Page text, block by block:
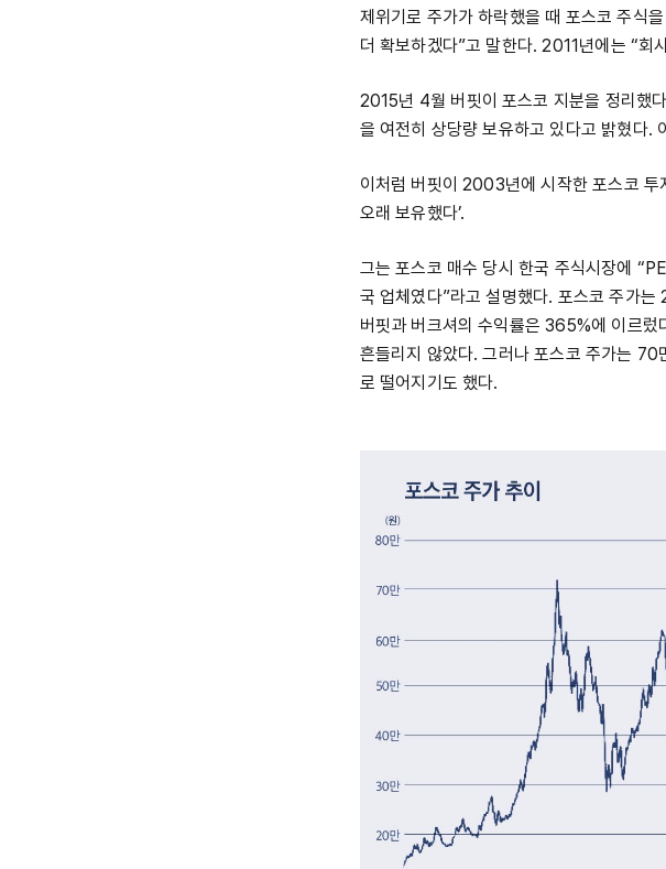
제위기로 주가가 하락했을 때 포스코 주식
더 확보하겠다”고 말한다. 2011년에는 “회
2015년 4월 버핏이 포스코 지분을 정리했
을 여전히 상당량 보유하고 있다고 밝혔다.
이처럼 버핏이 2003년에 시작한 포스코 투
오래 보유했다’.
그는 포스코 매수 당시 한국 주식시장에
국 업체였다”라고 설명했다. 포스코 주가
버핏과 버크셔의 수익률은 365%에 이르
흔들리지 않았다. 그러나 포스코 주가는
로 떨어지기도 했다.